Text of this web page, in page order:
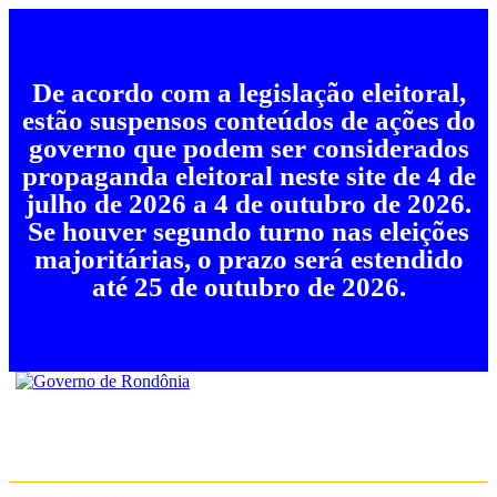
De acordo com a legislação eleitoral,
estão suspensos conteúdos de ações do
governo que podem ser considerados
propaganda eleitoral neste site de 4 de
julho de 2026 a 4 de outubro de 2026.
Se houver segundo turno nas eleições
majoritárias, o prazo será estendido
até 25 de outubro de 2026.